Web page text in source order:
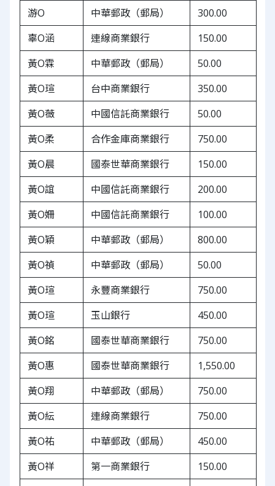
游O 中華郵政（郵局）
300.00
辜O涵
連線商業銀行
150.00
黃O霖
中華郵政（郵局）
50.00
黃O瑄
台中商業銀行
350.00
黃O薇
中國信託商業銀行
50.00
黃O柔
合作金庫商業銀行
750.00
黃O晨
國泰世華商業銀行
150.00
黃O誼
中國信託商業銀行
200.00
黃O姍
中國信託商業銀行
100.00
黃O穎
中華郵政（郵局）
800.00
黃O禎
中華郵政（郵局）
50.00
黃O瑄
永豐商業銀行
750.00
黃O瑄
玉山銀行
450.00
黃O銘
國泰世華商業銀行
750.00
黃O惠
國泰世華商業銀行
1,550.00
黃O翔
中華郵政（郵局）
750.00
黃O紜
連線商業銀行
750.00
黃O祐
中華郵政（郵局）
450.00
黃O祥
第一商業銀行
150.00